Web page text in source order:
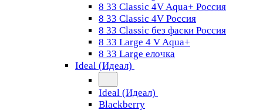
8 33 Classic 4V Aqua+ Россия
8 33 Classic 4V Россия
8 33 Classic без фаски Россия
8 33 Large 4 V Aqua+
8 33 Large елочка
Ideal (Идеал)
Ideal (Идеал)
Blackberry